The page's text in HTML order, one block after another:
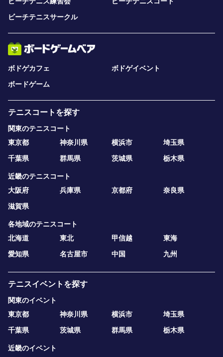
ビーチテニスサークル
ボドゲカフェ
ボドゲイベント
ボードゲーム
テニスコートを探す
関東のテニスコート
東京都
神奈川県 横浜市
埼玉県
千葉県
群馬県 茨城県 栃木県
近畿のテニスコート
大阪府
兵庫県 京都府
奈良県
滋賀県
各地域のテニスコート
北海道
東北 甲信越
東海
愛知県
名古屋市 中国 九州
テニスイベントを探す
関東のイベント
東京都
神奈川県 横浜市
埼玉県
千葉県
茨城県 群馬県 栃木県
近畿のイベント